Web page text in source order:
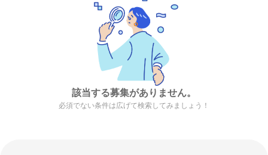
該当する募集がありません。
必須でない条件は広げて検索してみましょう！